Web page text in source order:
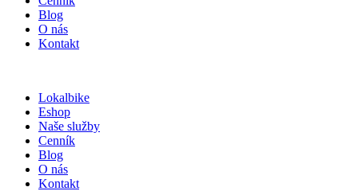
Blog
O nás
Kontakt
Lokalbike
Eshop
Naše služby
Cenník
Blog
O nás
Kontakt